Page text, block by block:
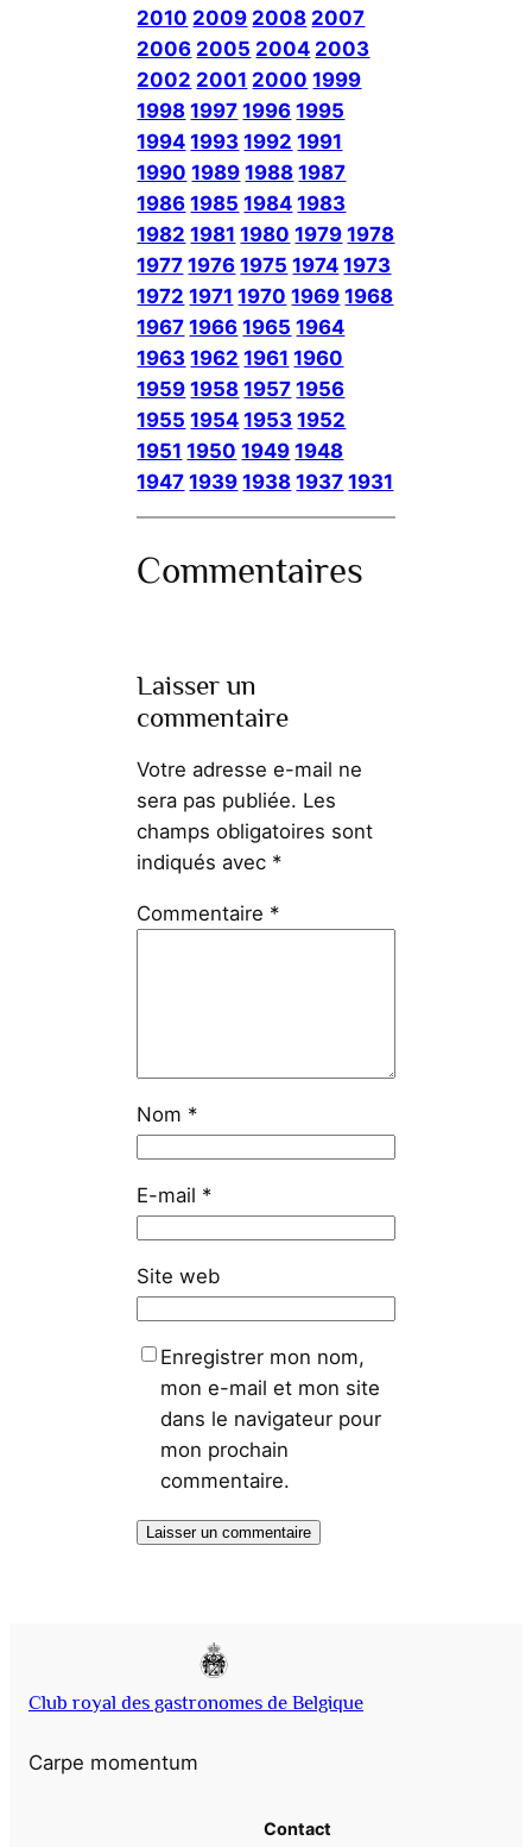
2010 2009 2008 2007
2006 2005 2004 2003
2002 2001 2000 1999
1998 1997 1996 1995
1994 1993 1992 1991
1990 1989 1988 1987
1986 1985 1984 1983
1982 1981 1980 1979 1978
1977 1976 1975 1974 1973
1972 1971 1970 1969 1968
1967 1966 1965 1964
1963 1962 1961 1960
1959 1958 1957 1956
1955 1954 1953 1952
1951 1950 1949 1948
1947 1939 1938 1937 1931
Commentaires
Laisser un
commentaire
Votre adresse e-mail ne
sera pas publiée. Les
champs obligatoires sont
indiqués avec *
Commentaire *
Nom *
E-mail *
Site web
Enregistrer mon nom,
mon e-mail et mon site
dans le navigateur pour
mon prochain
commentaire.
Club royal des gastronomes de Belgique
Carpe momentum
Contact